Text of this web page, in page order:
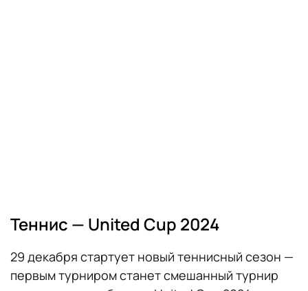
Теннис — United Cup 2024
29 декабря стартует новый теннисный сезон —
первым турниром станет смешанный турнир